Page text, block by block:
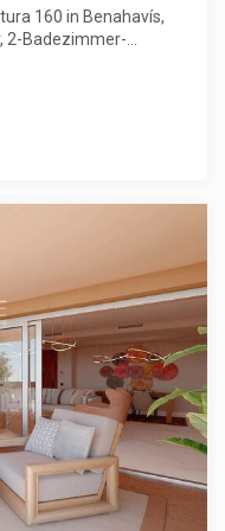
Flughäfen und
das Beste des
von erstklassigen
160 in Benahavís,
2-Badezimmer-
mit
Licht zu
große
privaten
160 ist Teil der
"La Hacienda del
Zugang zu vier
und exklusiven
liegt auf einem
und Sicherheit in
der Costa del
einer
ist, sowie